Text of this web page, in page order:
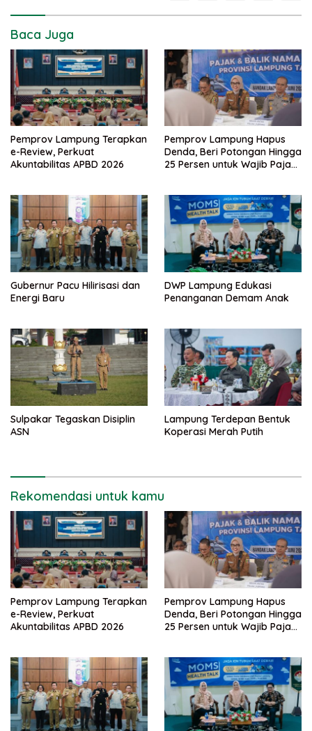
Baca Juga
Pemprov Lampung Terapkan
e-Review, Perkuat
Akuntabilitas APBD 2026
Pemprov Lampung Hapus
Denda, Beri Potongan Hingga
25 Persen untuk Wajib Pajak
Gubernur Pacu Hilirisasi dan
Energi Baru
DWP Lampung Edukasi
Penanganan Demam Anak
Sulpakar Tegaskan Disiplin
ASN
Lampung Terdepan Bentuk
Koperasi Merah Putih
Rekomendasi untuk kamu
Pemprov Lampung Terapkan
e-Review, Perkuat
Akuntabilitas APBD 2026
Pemprov Lampung Hapus
Denda, Beri Potongan Hingga
25 Persen untuk Wajib Pajak